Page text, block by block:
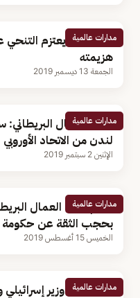
مدارات عالمية
«كوربين» يعتزم
هزيمته
الجمعة 13 ديسمبر 2019
مدارات عالمية
حزب العمال
لندن من الاتحاد الأوروبي
الإثنين 2 سبتمبر 2019
مدارات عالمية
زعيم حزب العمال
بحجب الثقة عن
الخميس 15 أغسطس 2019
مدارات عالمية
معركة بين وزير